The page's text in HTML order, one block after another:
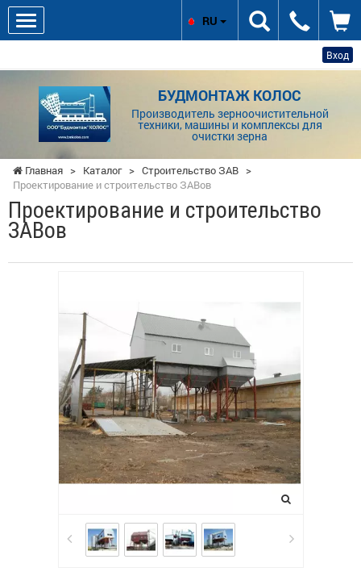
Вход
БУДМОНТАЖ КОЛОС
Производитель зерноочистительной
техники, машины и комплексы для
очистки зерна
RU
Главная > Каталог > Строительство ЗАВ >
Проектирование и строительство ЗАВов
Проектирование и строительство
ЗАВов